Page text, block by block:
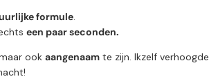
formule.
een paar seconden.
ook aangenaam te zijn. Ikzelf verhoogde